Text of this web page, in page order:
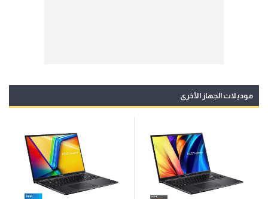
موديلات الجهاز الأخرى